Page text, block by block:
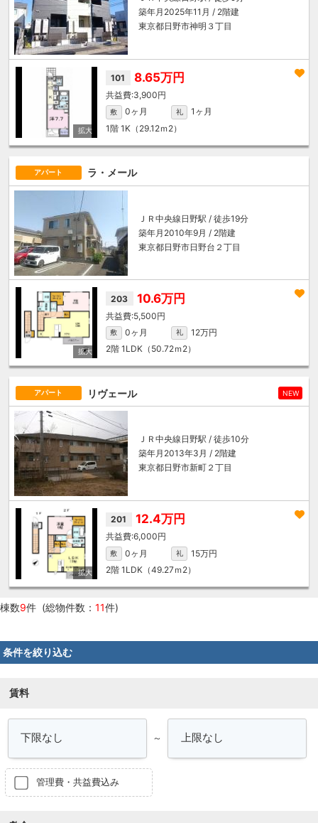
築年月2025年11月 / 2階建
東京都日野市神明３丁目
101 8.65万円
3,900円
敷 0ヶ月 礼
1ヶ月
1階 1K（29.12ｍ 2）
アパート ラ・メール
ＪＲ中央線 日野駅 / 徒歩19分
築年月2010年9月 / 2階建
東京都日野市日野台２丁目
203 10.6万円
5,500円
敷 0ヶ月 礼
12万円
2階 1LDK（50.72ｍ 2）
アパート リヴェール NEW
ＪＲ中央線 日野駅 / 徒歩10分
築年月2013年3月 / 2階建
東京都日野市新町２丁目
201 12.4万円
6,000円
敷 0ヶ月 礼
15万円
2階 1LDK（49.27ｍ 2）
棟数9件 (総物件数： 11件)
条件を絞り込む
賃料
～
管理費・共益費込み